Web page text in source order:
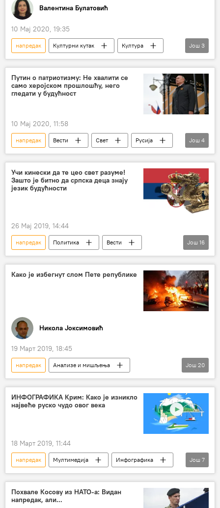
Валентина Булатовић
10 Мај 2020, 19:35
напредак Културни кутак
Култура
људи
цивилизација новинар
Још 3
Путин о патриотизму: Не хвалити се
само херојском прошлошћу, него
гледати у будућност
10 Мај 2020, 11:58
напредак Вести Свет
Русија
75 година од Велике победе
Владимир Путин
патриотизам
будућност
Још 4
Учи кинески да те цео свет разуме!
Зашто је битно да српска деца знају
језик будућности
26 Мај 2019, 14:44
напредак Политика
Вести
Мултимедија
Видео
Србија
Кина
Радосав Пушић
ММФ
Институт Конфуције
Универзитет у Новом Саду
школе
учење
кинески језик
Друштво
Још 16
Како је избегнут слом Пете републике
Никола Јоксимовић
19 Март 2019, 18:45
напредак
Анализе и мишљења
Коментари и Аналитика
Француска
Марин Ле Пен
Емануел Макрон
Слободан Зечевић
Европска унија (ЕУ)
поскупљење
влада
трошкови
захтеви
порези
неспремност
слом
жути прслуци
велика дебата
референдум
Још 20
ИНФОГРАФИКА Крим: Како је изникло
највеће руско чудо овог века
18 Март 2019, 11:44
напредак Мултимедија
Инфографика
Крим
Црно море
Владимир Путин
годишњица уједињења Крима са Русијом
Туризам
Још 7
Похвале Косову из НАТО-а: Видан
напредак, али...